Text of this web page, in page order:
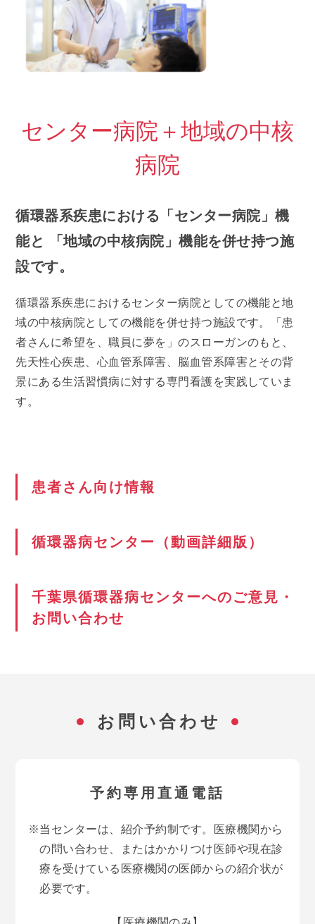
センター病院＋地域の中核
病院
循環器系疾患における「センター病院」機
能と
「地域の中核病院」機能を併せ持つ施
設です。
循環器系疾患におけるセンター病院としての機能と地
域の中核病院としての機能を併せ持つ施設です。「患
者さんに希望を、職員に夢を」のスローガンのもと、
先天性心疾患、心血管系障害、脳血管系障害とその背
景にある生活習慣病に対する専門看護を実践していま
す。
患者さん向け情報
循環器病センター（動画詳細版）
千葉県循環器病センターへのご意見・
お問い合わせ
お問い合わせ
予約専用直通電話
当センターは、紹介予約制です。医療機関から
の問い合わせ、またはかかりつけ医師や現在診
療を受けている医療機関の医師からの紹介状が
必要です。